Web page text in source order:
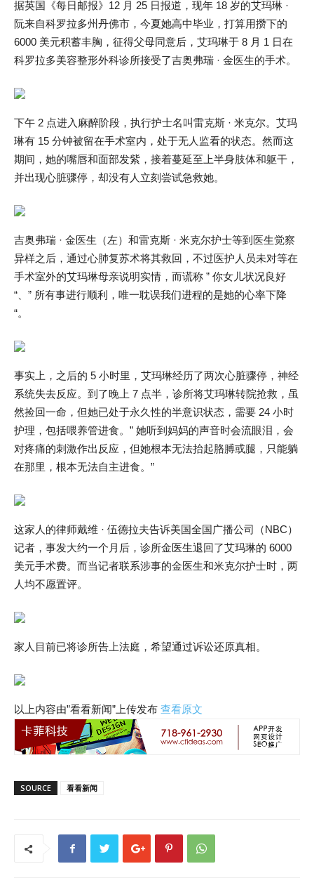
据英国《每日邮报》12 月 25 日报道，现年 18 岁的艾玛琳 ·
阮来自科罗拉多州丹佛市，今夏她高中毕业，打算用攒下的
6000 美元积蓄丰胸，征得父母同意后，艾玛琳于 8 月 1 日在
科罗拉多美容整形外科诊所接受了吉奥弗瑞 · 金医生的手术。
下午 2 点进入麻醉阶段，执行护士名叫雷克斯 · 米克尔。艾玛
琳有 15 分钟被留在手术室内，处于无人监看的状态。然而这
期间，她的嘴唇和面部发紫，接着蔓延至上半身肢体和躯干，
并出现心脏骤停，却没有人立刻尝试急救她。
吉奥弗瑞 · 金医生（左）和雷克斯 · 米克尔护士等到医生觉察
异样之后，通过心肺复苏术将其救回，不过医护人员未对等在
手术室外的艾玛琳母亲说明实情，而谎称 ” 你女儿状况良好
“、” 所有事进行顺利，唯一耽误我们进程的是她的心率下降
“。
事实上，之后的 5 小时里，艾玛琳经历了两次心脏骤停，神经
系统失去反应。到了晚上 7 点半，诊所将艾玛琳转院抢救，虽
然捡回一命，但她已处于永久性的半意识状态，需要 24 小时
护理，包括喂养管进食。” 她听到妈妈的声音时会流眼泪，会
对疼痛的刺激作出反应，但她根本无法抬起胳膊或腿，只能躺
在那里，根本无法自主进食。”
这家人的律师戴维 · 伍德拉夫告诉美国全国广播公司（NBC）
记者，事发大约一个月后，诊所金医生退回了艾玛琳的 6000
美元手术费。而当记者联系涉事的金医生和米克尔护士时，两
人均不愿置评。
家人目前已将诊所告上法庭，希望通过诉讼还原真相。
以上内容由”看看新闻”上传发布 查看原文
SOURCE 看看新闻